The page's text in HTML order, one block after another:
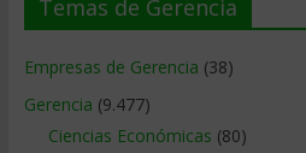
Temas de Gerencia
Empresas de Gerencia (38)
Gerencia (9.477)
Ciencias Económicas (80)